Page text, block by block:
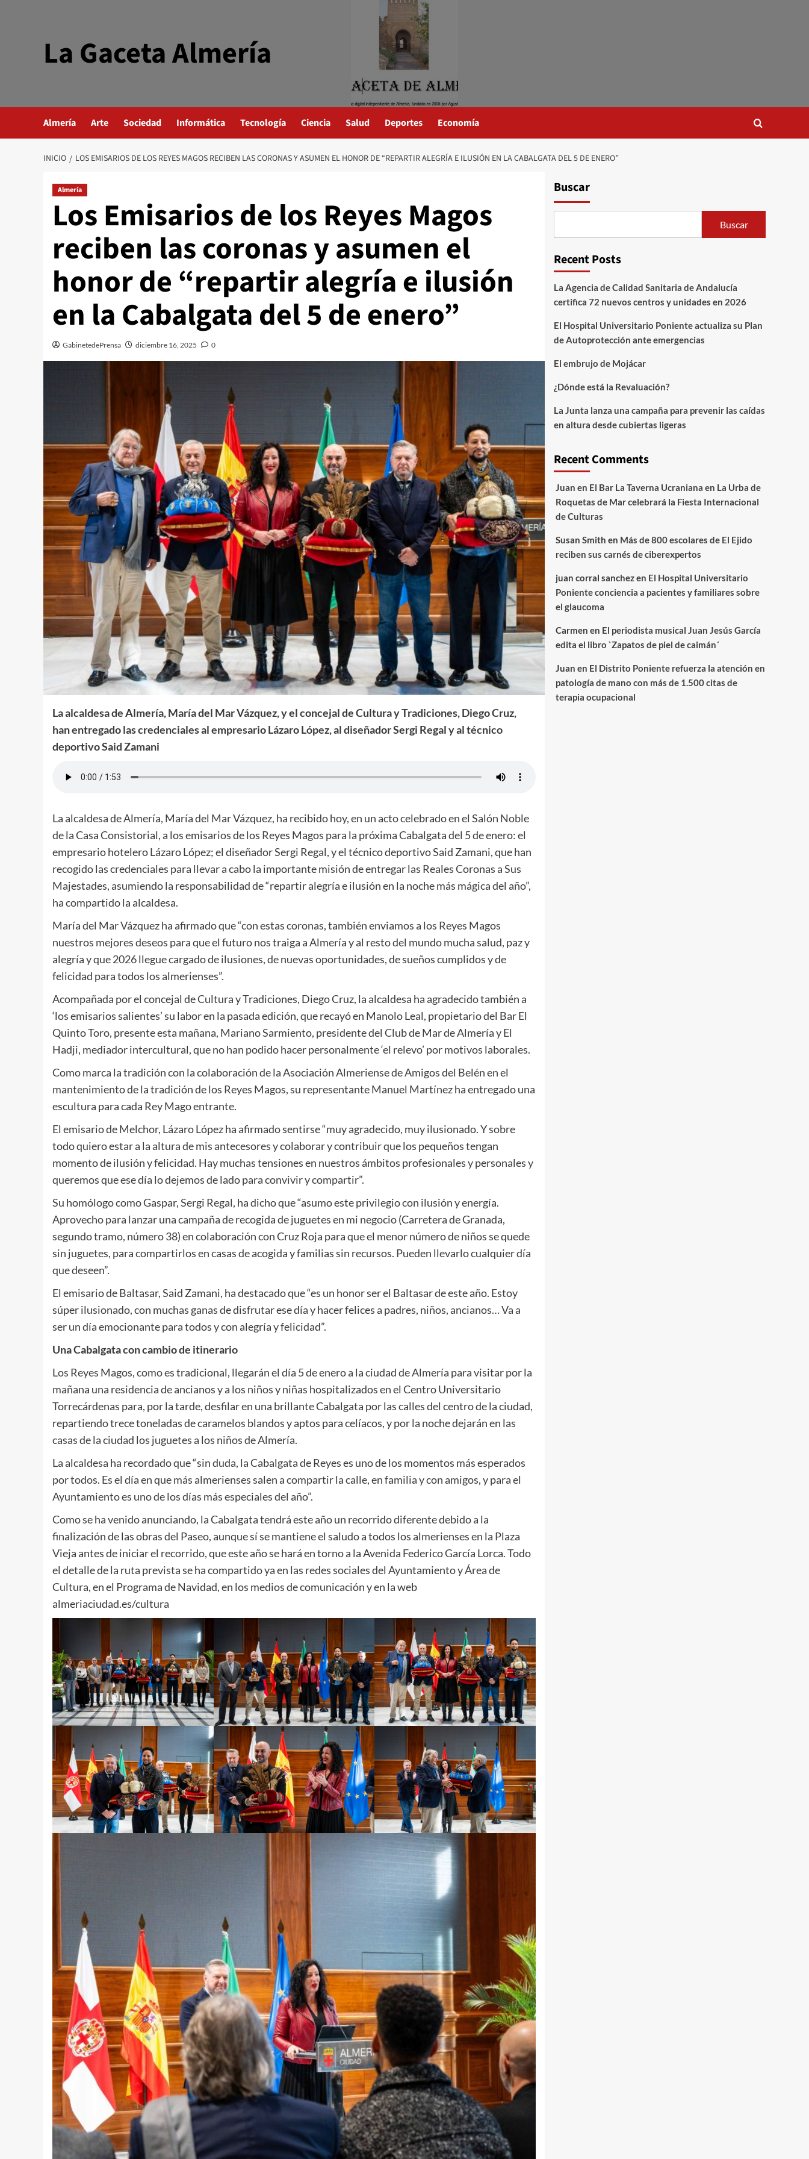
La Gaceta Almería
Almería Arte Sociedad Informática Tecnología Ciencia Salud Deportes Economía
INICIO LOS EMISARIOS DE LOS REYES MAGOS RECIBEN LAS CORONAS Y ASUMEN EL HONOR DE “REPARTIR ALEGRÍA E ILUSIÓN EN LA CABALGATA DEL 5 DE ENERO”
Almería
Los Emisarios de los Reyes Magos
reciben las coronas y asumen el
honor de “repartir alegría e ilusión
en la Cabalgata del 5 de enero”
GabinetedePrensa diciembre 16, 2025 0
La alcaldesa de Almería, María del Mar Vázquez, y el concejal de Cultura y Tradiciones, Diego Cruz,
han entregado las credenciales al empresario Lázaro López, al diseñador Sergi Regal y al técnico
deportivo Said Zamani
La alcaldesa de Almería, María del Mar Vázquez, ha recibido hoy, en un acto celebrado en el Salón Noble
de la Casa Consistorial, a los emisarios de los Reyes Magos para la próxima Cabalgata del 5 de enero: el
empresario hotelero Lázaro López; el diseñador Sergi Regal, y el técnico deportivo Said Zamani, que han
recogido las credenciales para llevar a cabo la importante misión de entregar las Reales Coronas a Sus
Majestades, asumiendo la responsabilidad de “repartir alegría e ilusión en la noche más mágica del año”,
ha compartido la alcaldesa.
María del Mar Vázquez ha afirmado que “con estas coronas, también enviamos a los Reyes Magos
nuestros mejores deseos para que el futuro nos traiga a Almería y al resto del mundo mucha salud, paz y
alegría y que 2026 llegue cargado de ilusiones, de nuevas oportunidades, de sueños cumplidos y de
felicidad para todos los almerienses”.
Acompañada por el concejal de Cultura y Tradiciones, Diego Cruz, la alcaldesa ha agradecido también a
‘los emisarios salientes’ su labor en la pasada edición, que recayó en Manolo Leal, propietario del Bar El
Quinto Toro, presente esta mañana, Mariano Sarmiento, presidente del Club de Mar de Almería y El
Hadji, mediador intercultural, que no han podido hacer personalmente ‘el relevo’ por motivos laborales.
Como marca la tradición con la colaboración de la Asociación Almeriense de Amigos del Belén en el
mantenimiento de la tradición de los Reyes Magos, su representante Manuel Martínez ha entregado una
escultura para cada Rey Mago entrante.
El emisario de Melchor, Lázaro López ha afirmado sentirse “muy agradecido, muy ilusionado. Y sobre
todo quiero estar a la altura de mis antecesores y colaborar y contribuir que los pequeños tengan
momento de ilusión y felicidad. Hay muchas tensiones en nuestros ámbitos profesionales y personales y
queremos que ese día lo dejemos de lado para convivir y compartir”.
Su homólogo como Gaspar, Sergi Regal, ha dicho que “asumo este privilegio con ilusión y energía.
Aprovecho para lanzar una campaña de recogida de juguetes en mi negocio (Carretera de Granada,
segundo tramo, número 38) en colaboración con Cruz Roja para que el menor número de niños se quede
sin juguetes, para compartirlos en casas de acogida y familias sin recursos. Pueden llevarlo cualquier día
que deseen”.
El emisario de Baltasar, Said Zamani, ha destacado que “es un honor ser el Baltasar de este año. Estoy
súper ilusionado, con muchas ganas de disfrutar ese día y hacer felices a padres, niños, ancianos… Va a
ser un día emocionante para todos y con alegría y felicidad”.
Una Cabalgata con cambio de itinerario
Los Reyes Magos, como es tradicional, llegarán el día 5 de enero a la ciudad de Almería para visitar por la
mañana una residencia de ancianos y a los niños y niñas hospitalizados en el Centro Universitario
Torrecárdenas para, por la tarde, desfilar en una brillante Cabalgata por las calles del centro de la ciudad,
repartiendo trece toneladas de caramelos blandos y aptos para celíacos, y por la noche dejarán en las
casas de la ciudad los juguetes a los niños de Almería.
La alcaldesa ha recordado que “sin duda, la Cabalgata de Reyes es uno de los momentos más esperados
por todos. Es el día en que más almerienses salen a compartir la calle, en familia y con amigos, y para el
Ayuntamiento es uno de los días más especiales del año”.
Como se ha venido anunciando, la Cabalgata tendrá este año un recorrido diferente debido a la
finalización de las obras del Paseo, aunque sí se mantiene el saludo a todos los almerienses en la Plaza
Vieja antes de iniciar el recorrido, que este año se hará en torno a la Avenida Federico García Lorca. Todo
el detalle de la ruta prevista se ha compartido ya en las redes sociales del Ayuntamiento y Área de
Cultura, en el Programa de Navidad, en los medios de comunicación y en la web
almeriaciudad.es/cultura
Buscar
Buscar
Recent Posts
La Agencia de Calidad Sanitaria de Andalucía
certifica 72 nuevos centros y unidades en 2026
El Hospital Universitario Poniente actualiza su Plan
de Autoprotección ante emergencias
El embrujo de Mojácar
¿Dónde está la Revaluación?
La Junta lanza una campaña para prevenir las caídas
en altura desde cubiertas ligeras
Recent Comments
Juan en El Bar La Taverna Ucraniana en La Urba de
Roquetas de Mar celebrará la Fiesta Internacional
de Culturas
Susan Smith en Más de 800 escolares de El Ejido
reciben sus carnés de ciberexpertos
juan corral sanchezen El Hospital Universitario
Poniente conciencia a pacientes y familiares sobre
el glaucoma
Carmen en El periodista musical Juan Jesús García
edita el libro `Zapatos de piel de caimán´
Juan en El Distrito Poniente refuerza la atención en
patología de mano con más de 1.500 citas de
terapia ocupacional